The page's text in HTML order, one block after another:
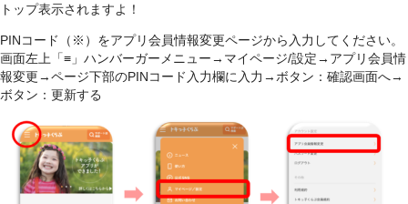
トップ表示されますよ！
PINコード（※）をアプリ会員情報変更ページから入力してください。
画面左上「≡」ハンバーガーメニュー→マイページ/設定→アプリ会員情
報変更→ページ下部のPINコード入力欄に入力→ボタン：確認画面へ→
ボタン：更新する